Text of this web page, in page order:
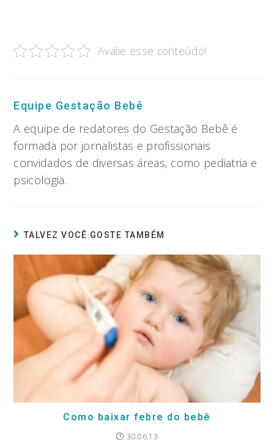
Avalie esse conteúdo!
Equipe Gestação Bebê
A equipe de redatores do Gestação Bebê é
formada por jornalistas e profissionais
convidados de diversas áreas, como pediatria e
psicologia.
TALVEZ VOCÊ GOSTE TAMBÉM
Como baixar febre do bebê
30.06.13